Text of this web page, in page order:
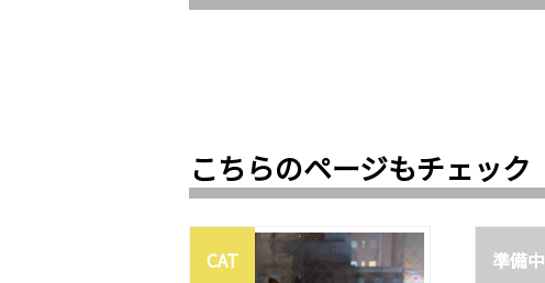
こちらのページもチェック
CAT 準備中